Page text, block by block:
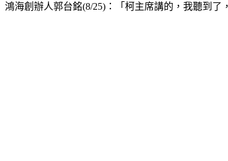
鴻海創辦人郭台銘(8/25)：「柯主席講的，我聽到